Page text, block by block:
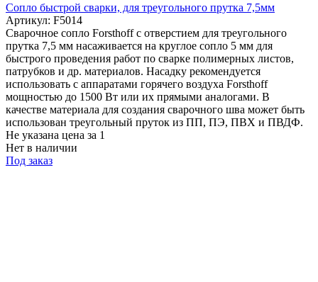
Cопло быстрой сварки, для треугольного прутка 7,5мм
Артикул: F5014
Сварочное сопло Forsthoff с отверстием для треугольного
прутка 7,5 мм насаживается на круглое сопло 5 мм для
быстрого проведения работ по сварке полимерных листов,
патрубков и др. материалов. Насадку рекомендуется
использовать с аппаратами горячего воздуха Forsthoff
мощностью до 1500 Вт или их прямыми аналогами. В
качестве материала для создания сварочного шва может быть
использован треугольный пруток из ПП, ПЭ, ПВХ и ПВДФ.
Не указана цена за 1
Нет в наличии
Под заказ